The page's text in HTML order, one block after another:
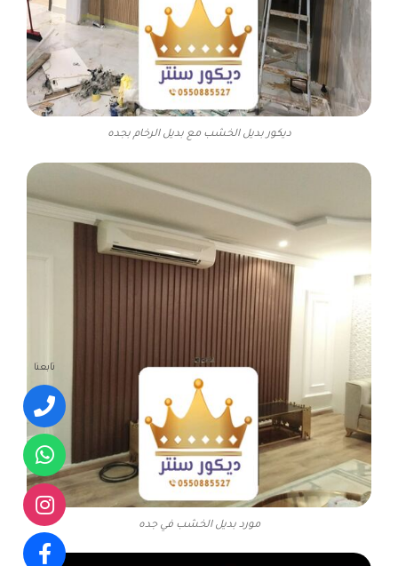
ديكور بديل الخشب مع بديل الرخام بجده
مورد بديل الخشب في جده
تابعنا